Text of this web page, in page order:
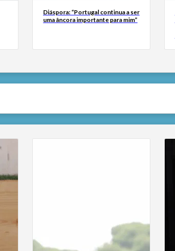
Diáspora: “Portugal continua a ser
uma âncora importante para mim”